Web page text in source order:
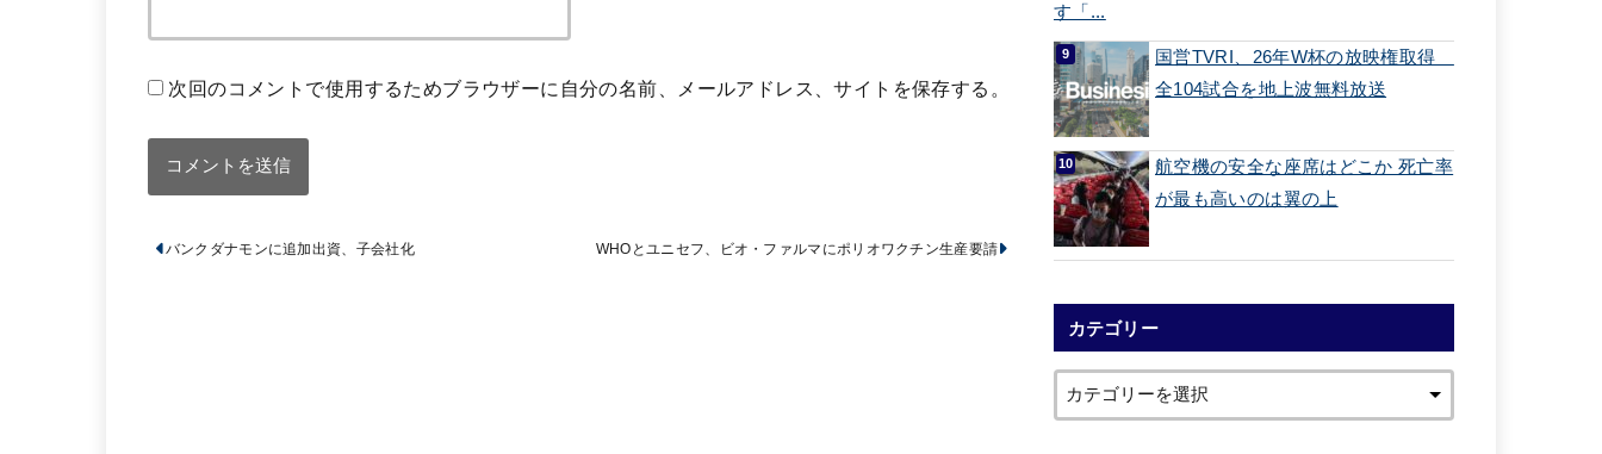
次回のコメントで使用するためブラウザーに自分の名前、メールアドレス、サイトを保存する。
バンクダナモンに追加出資、子会社化 WHOとユニセフ、ビオ・ファルマにポリオワクチン生産要請
す「...
国営TVRI、26年W杯の放映権取得
全104試合を地上波無料放送
航空機の安全な座席はどこか 死亡率
が最も高いのは翼の上
カテゴリー